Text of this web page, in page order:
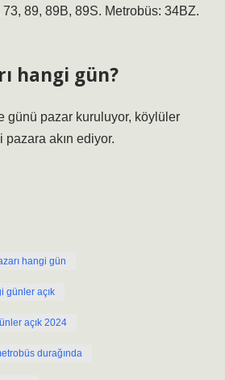
89, 89B, 89S. Metrobüs: 34BZ.
hangi gün?
günü pazar kuruluyor, köylüler
akın ediyor.
hangi gün
günler açık
açık 2024
durağında